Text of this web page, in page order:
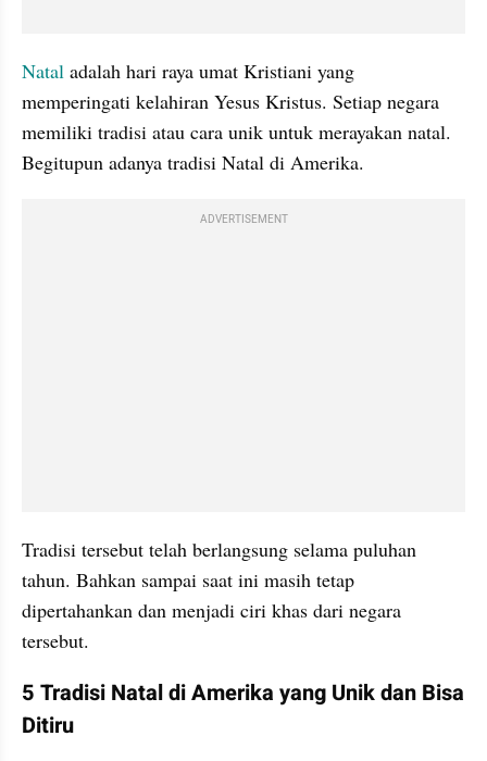
Natal adalah hari raya umat Kristiani yang
memperingati kelahiran Yesus Kristus. Setiap negara
memiliki tradisi atau cara unik untuk merayakan natal.
Begitupun adanya tradisi Natal di Amerika.
ADVERTISEMENT
Tradisi tersebut telah berlangsung selama puluhan
tahun. Bahkan sampai saat ini masih tetap
dipertahankan dan menjadi ciri khas dari negara
tersebut.
5 Tradisi Natal di Amerika yang Unik dan Bisa
Ditiru